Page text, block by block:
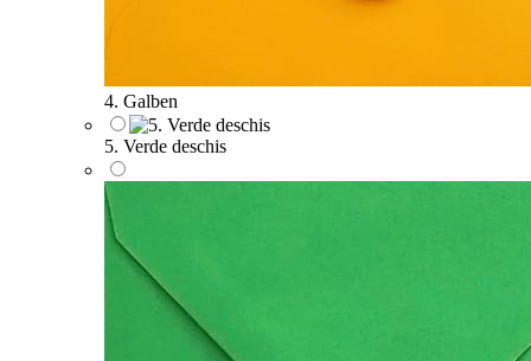
4. Galben
5. Verde deschis